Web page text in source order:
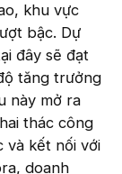
khu vực
bậc. Dự
đây sẽ đạt
tăng trưởng
này mở ra
thác công
và kết nối với
doanh